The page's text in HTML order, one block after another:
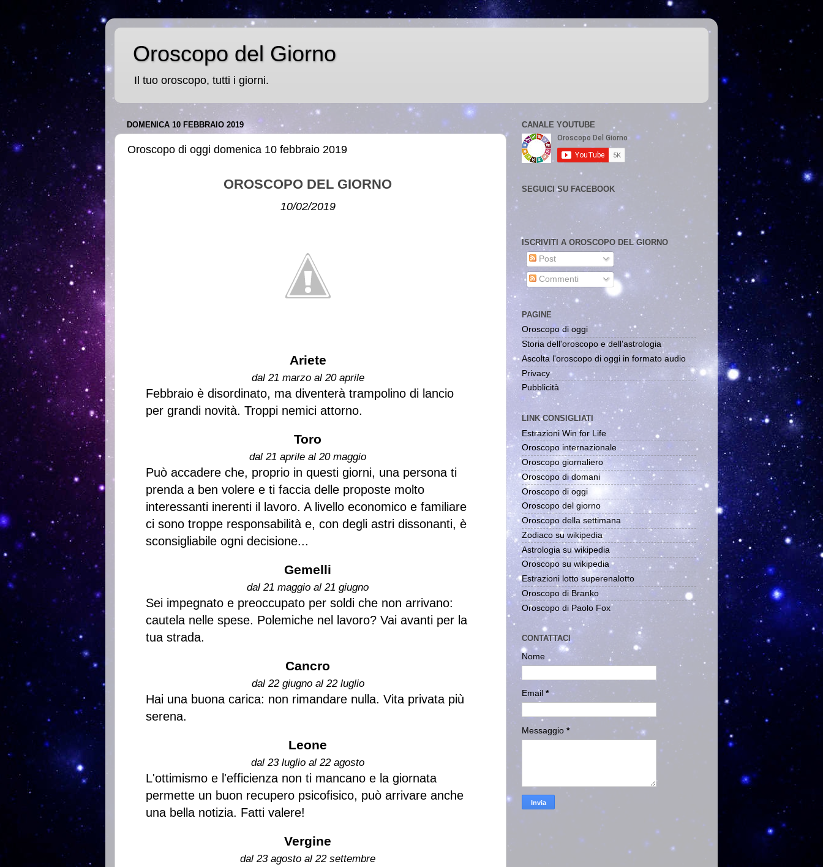
Oroscopo del Giorno
Il tuo oroscopo, tutti i giorni.
DOMENICA 10 FEBBRAIO 2019
Oroscopo di oggi domenica 10 febbraio 2019
OROSCOPO DEL GIORNO
10/02/2019
Ariete
dal 21 marzo al 20 aprile
Febbraio è disordinato, ma diventerà trampolino di lancio
per grandi novità. Troppi nemici attorno.
Toro
dal 21 aprile al 20 maggio
Può accadere che, proprio in questi giorni, una persona ti
prenda a ben volere e ti faccia delle proposte molto
interessanti inerenti il lavoro. A livello economico e familiare
ci sono troppe responsabilità e, con degli astri dissonanti, è
sconsigliabile ogni decisione...
Gemelli
dal 21 maggio al 21 giugno
Sei impegnato e preoccupato per soldi che non arrivano:
cautela nelle spese. Polemiche nel lavoro? Vai avanti per la
tua strada.
Cancro
dal 22 giugno al 22 luglio
Hai una buona carica: non rimandare nulla. Vita privata più
serena.
Leone
dal 23 luglio al 22 agosto
L'ottimismo e l'efficienza non ti mancano e la giornata
permette un buon recupero psicofisico, può arrivare anche
una bella notizia. Fatti valere!
Vergine
dal 23 agosto al 22 settembre
CANALE YOUTUBE
SEGUICI SU FACEBOOK
ISCRIVITI A OROSCOPO DEL GIORNO
Post
Commenti
PAGINE
Oroscopo di oggi
Storia dell'oroscopo e dell'astrologia
Ascolta l'oroscopo di oggi in formato audio
Privacy
Pubblicità
LINK CONSIGLIATI
Estrazioni Win for Life
Oroscopo internazionale
Oroscopo giornaliero
Oroscopo di domani
Oroscopo di oggi
Oroscopo del giorno
Oroscopo della settimana
Zodiaco su wikipedia
Astrologia su wikipedia
Oroscopo su wikipedia
Estrazioni lotto superenalotto
Oroscopo di Branko
Oroscopo di Paolo Fox
CONTATTACI
Nome
Email *
Messaggio *